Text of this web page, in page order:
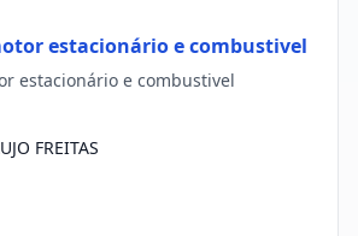
estacionário e combustivel
estacionário e combustivel
FREITAS